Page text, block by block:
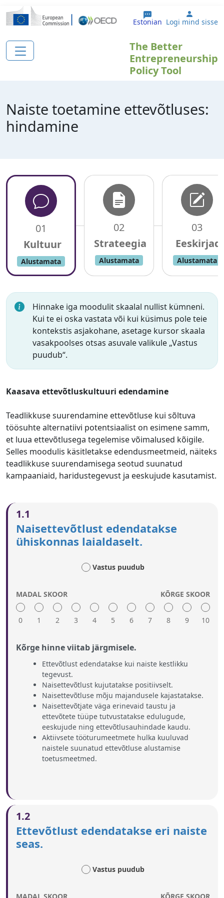
Liigu edasi põhisisu juurde
Estonian User
Logi mind sisse
The Better
Entrepreneurship
Policy Tool
Naiste toetamine ettevõtluses:
hindamine
01
Alustamata
02
Alustamata
03
Alustamata
Hinnake iga moodulit skaalal nullist kümneni.
Kui te ei oska vastata või kui küsimus pole teie
kontekstis asjakohane, asetage kursor skaala
vasakpoolses otsas asuvale valikule „Vastus
puudub“.
Kaasava ettevõtluskultuuri edendamine
Teadlikkuse suurendamine ettevõtluse kui sõltuva
töösuhte alternatiivi potentsiaalist on esimene samm,
et luua ettevõtlusega tegelemise võimalused kõigile.
Selles moodulis käsitletakse edendusmeetmeid, näiteks
teadlikkuse suurendamisega seotud suunatud
kampaaniaid, haridustegevust ja eeskujude kasutamist.
1.1
Naisettevõtlust edendatakse
ühiskonnas laialdaselt.
Vastus puudub
MADAL SKOOR
0 1 2 3 4 5 6 7 8 9
KÕRGE SKOOR
10
Kõrge hinne viitab järgmisele.
Ettevõtlust edendatakse kui naiste kestlikku
tegevust.
Naisettevõtlust kujutatakse positiivselt.
Naisettevõtluse mõju majandusele kajastatakse.
Naisettevõtjate väga erinevaid taustu ja
ettevõtete tüüpe tutvustatakse edulugude,
eeskujude ning ettevõtlusauhindade kaudu.
Aktiivsete tööturumeetmete hulka kuuluvad
naistele suunatud ettevõtluse alustamise
toetusmeetmed.
1.2
Ettevõtlust edendatakse eri naiste
seas.
Vastus puudub
MADAL SKOOR KÕRGE SKOOR